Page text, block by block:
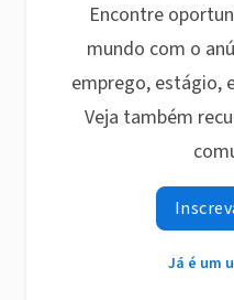
Encontre
mundo com o
emprego, estágio,
Veja também
Já é um